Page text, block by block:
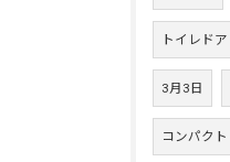
トイレドア
3月3日
コンパクト